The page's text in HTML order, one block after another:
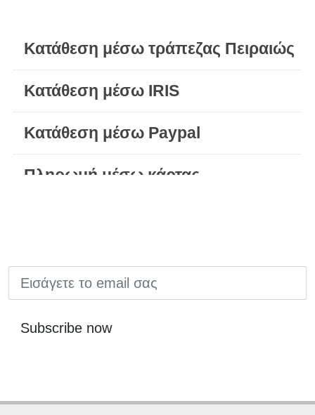
Κατάθεση μέσω τράπεζας Πειραιώς
Κατάθεση μέσω IRIS
Κατάθεση μέσω Paypal
Πληρωμή μέσω κάρτας
Subscribe now